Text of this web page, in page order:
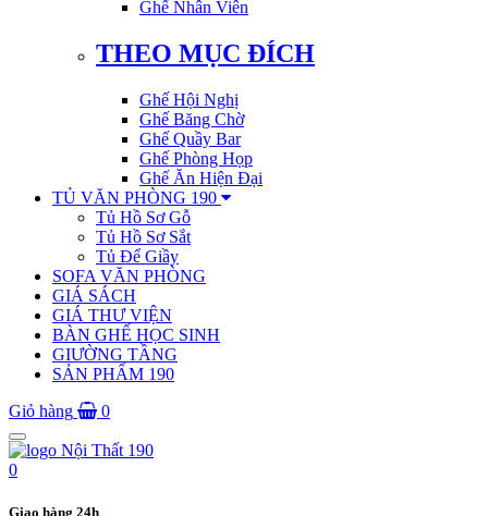
Ghế Nhân Viên
THEO MỤC ĐÍCH
Ghế Hội Nghị
Ghế Băng Chờ
Ghế Quầy Bar
Ghế Phòng Họp
Ghế Ăn Hiện Đại
TỦ VĂN PHÒNG 190
Tủ Hồ Sơ Gỗ
Tủ Hồ Sơ Sắt
Tủ Để Giầy
SOFA VĂN PHÒNG
GIÁ SÁCH
GIÁ THƯ VIỆN
BÀN GHẾ HỌC SINH
GIƯỜNG TẦNG
SẢN PHẨM 190
Giỏ hàng
0
Toggle
navigation
0
Giao hàng 24h